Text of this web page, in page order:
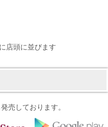
店頭に並びます
売しております。